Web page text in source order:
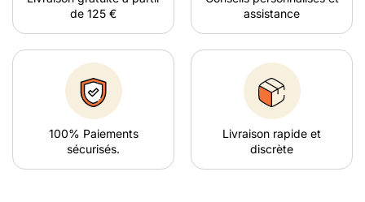
de 125 €
assistance
100% Paiements
sécurisés.
Livraison rapide et
discrète